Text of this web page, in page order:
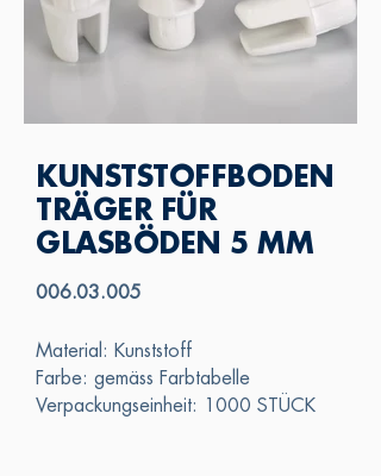
KUNSTSTOFFBODEN
TRÄGER FÜR
GLASBÖDEN 5 MM
006.03.005
Material: Kunststoff
Farbe: gemäss Farbtabelle
Verpackungseinheit: 1000 STÜCK